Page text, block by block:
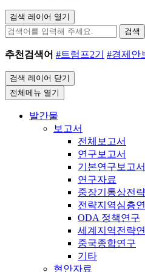
검색 레이어 열기
검색
추천검색어 #트럼프2기 #경제안
검색 레이어 닫기
전체메뉴 열기
발간물
보고서
전체보고서
연구보고서
기본연구보고서
연구자료
중장기통상전
전략지역심층
ODA 정책연구
세계지역전략
중국종합연구
기타
현안자료